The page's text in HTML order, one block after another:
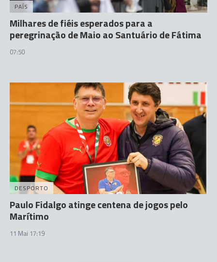
PAÍS
Milhares de fiéis esperados para a
peregrinação de Maio ao Santuário de Fátima
07:50
DESPORTO
Paulo Fidalgo atinge centena de jogos pelo
Marítimo
11 Mai 17:19